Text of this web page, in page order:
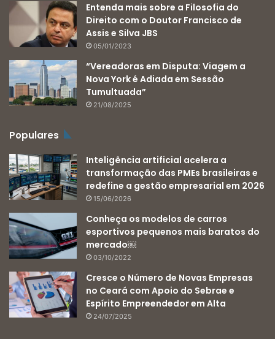
Entenda mais sobre a Filosofia do
Direito com o Doutor Francisco de
Assis e Silva JBS
05/01/2023
“Vereadoras em Disputa: Viagem a
Nova York é Adiada em Sessão
Tumultuada”
21/08/2025
Populares
Inteligência artificial acelera a
transformação das PMEs brasileiras e
redefine a gestão empresarial em 2026
15/06/2026
Conheça os modelos de carros
esportivos pequenos mais baratos do
mercado￼
03/10/2022
Cresce o Número de Novas Empresas
no Ceará com Apoio do Sebrae e
Espírito Empreendedor em Alta
24/07/2025